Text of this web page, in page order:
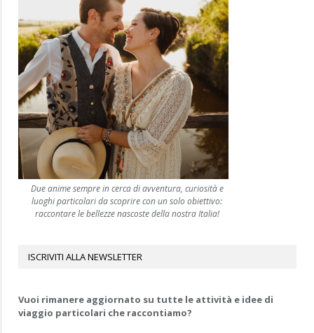
Due anime sempre in cerca di avventura, curiosità e
luoghi particolari da scoprire con un solo obiettivo:
raccontare le bellezze nascoste della nostra Italia!
ISCRIVITI ALLA NEWSLETTER
Vuoi rimanere aggiornato su tutte le attività e idee di
viaggio particolari che raccontiamo?